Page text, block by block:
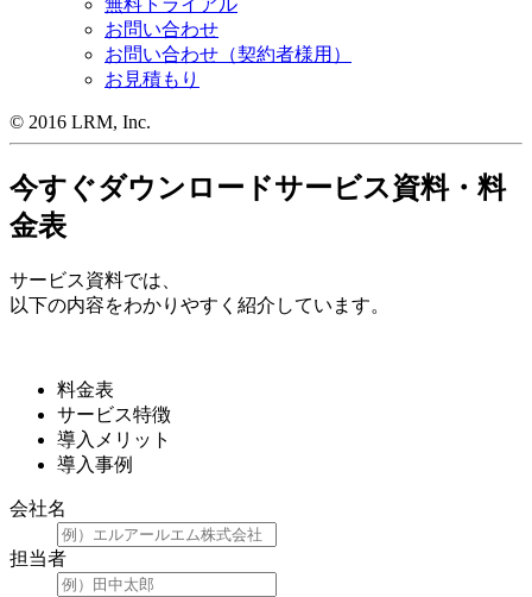
無料トライアル
お問い合わせ
お問い合わせ（契約者様用）
お見積もり
© 2016 LRM, Inc.
今すぐダウンロードサービス資料・料
金表
サービス資料では、
以下の内容をわかりやすく紹介しています。
料金表
サービス特徴
導入メリット
導入事例
会社名
担当者